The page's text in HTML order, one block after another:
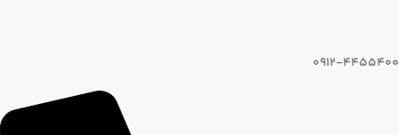
0912-4455400